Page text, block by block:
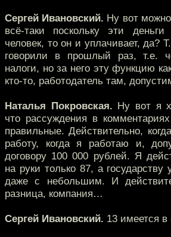
Сергей Ивановский. Ну вот
всё-таки поскольку эти
человек, то он и уплачивает, да?
говорили в прошлый раз, т.е.
налоги, но за него эту функцию
кто-то, работодатель там,
Наталья Покровская. Ну вот я
что рассуждения в
правильные. Действительно,
работу, когда я работаю и,
договору 100 000 рублей. Я
на руки только 87, а
даже с небольшим. И
разница, компания…
Сергей Ивановский. 13 имеется